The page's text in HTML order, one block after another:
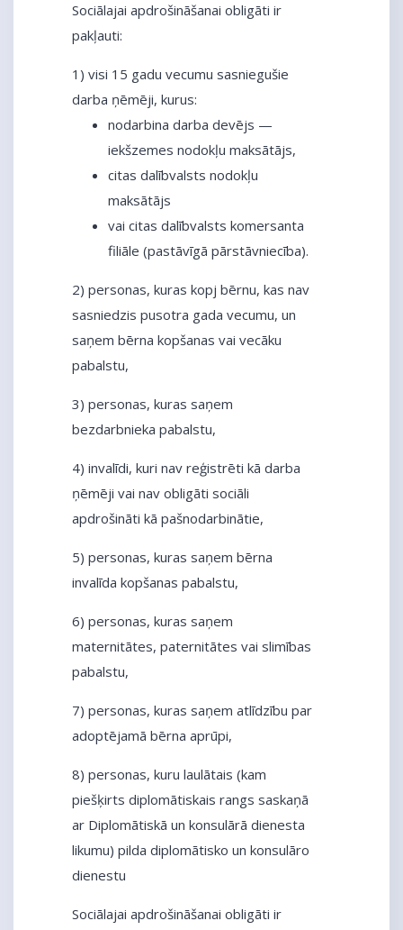
Sociālajai apdrošināšanai obligāti ir
pakļauti:
1) visi 15 gadu vecumu sasniegušie
darba ņēmēji, kurus:
nodarbina darba devējs —
iekšzemes nodokļu maksātājs,
citas dalībvalsts nodokļu
maksātājs
vai citas dalībvalsts komersanta
filiāle (pastāvīgā pārstāvniecība).
2) personas, kuras kopj bērnu, kas nav
sasniedzis pusotra gada vecumu, un
saņem bērna kopšanas vai vecāku
pabalstu,
3) personas, kuras saņem
bezdarbnieka pabalstu,
4) invalīdi, kuri nav reģistrēti kā darba
ņēmēji vai nav obligāti sociāli
apdrošināti kā pašnodarbinātie,
5) personas, kuras saņem bērna
invalīda kopšanas pabalstu,
6) personas, kuras saņem
maternitātes, paternitātes vai slimības
pabalstu,
7) personas, kuras saņem atlīdzību par
adoptējamā bērna aprūpi,
8) personas, kuru laulātais (kam
piešķirts diplomātiskais rangs saskaņā
ar Diplomātiskā un konsulārā dienesta
likumu) pilda diplomātisko un konsulāro
dienestu
Sociālajai apdrošināšanai obligāti ir